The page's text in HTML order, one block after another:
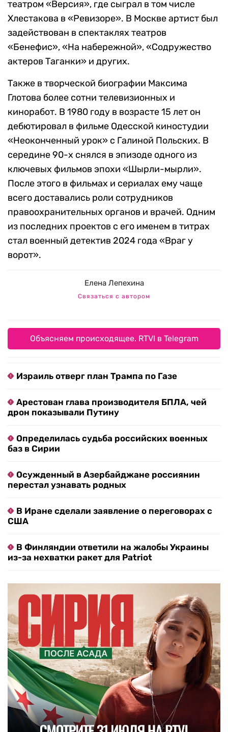
театром «Версия», где сыграл в том числе
Хлестакова в «Ревизоре». В Москве артист был
задействован в спектаклях театров
«Бенефис», «На набережной», «Содружество
актеров Таганки» и других.
Также в творческой биографии Максима
Глотова более сотни телевизионных и
киноработ. В 1980 году в возрасте 15 лет он
дебютировал в фильме Одесской киностудии
«Неоконченный урок» с Галиной Польских. В
середине 90-х снялся в эпизоде одного из
ключевых фильмов эпохи «Шырли-мырли».
После этого в фильмах и сериалах ему чаще
всего доставались роли сотрудников
правоохранительных органов и врачей. Одним
из последних проектов с его именем в титрах
стал военный детектив 2024 года «Враг у
ворот».
Елена Лепехина
Связаться с автором
Объясняем происходящее. RTVI в Telegram
Израиль отверг план Трампа по Газе
Арестован глава производителя БПЛА, чей
дрон показывали Путину
Определилась судьба российских военных
баз в Сирии
Осужденный в Азербайджане россиянин
перестал узнавать родных
В Иране сделали заявление о переговорах с
США
В Финляндии ответили на жалобы Украины
из-за нехватки ракет для Patriot